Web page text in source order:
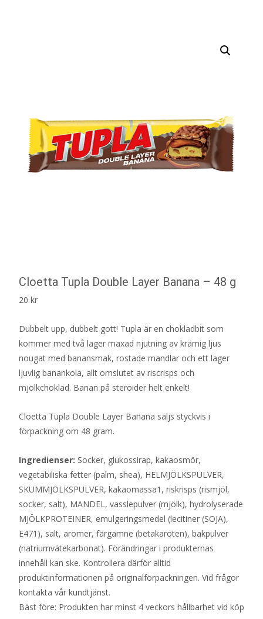
Cloetta Tupla Double Layer Banana – 48 g
20 kr
Dubbelt upp, dubbelt gott! Tupla är en chokladbit som
kommer med två lager maxad njutning av krämig ljus
nougat med banansmak, rostade mandlar och ett lager
ljuvlig banankola, allt omslutet av riscrisps och
mjölkchoklad. Banan på steroider helt enkelt!
Cloetta Tupla Double Layer Banana säljs styckvis i
förpackning om 48 gram.
Ingredienser: Socker, glukossirap, kakaosmör,
vegetabiliska fetter (palm, shea), HELMJÖLKSPULVER,
SKUMMJÖLKSPULVER, kakaomassa1, riskrisps (rismjöl,
socker, salt), MANDEL, vasslepulver (mjölk), hydrolyserade
MJÖLKPROTEINER, emulgeringsmedel (lecitiner (SOJA),
E471), salt, aromer, färgämne (betakaroten), bakpulver
(natriumvätekarbonat). Förändringar i produkternas
innehåll kan ske. Kontrollera därför alltid
produktinformationen på originalförpackningen. Vid frågor
kontakta vår kundtjänst.
Bäst före: Produkten har minst 4 veckors hållbarhet vid köp